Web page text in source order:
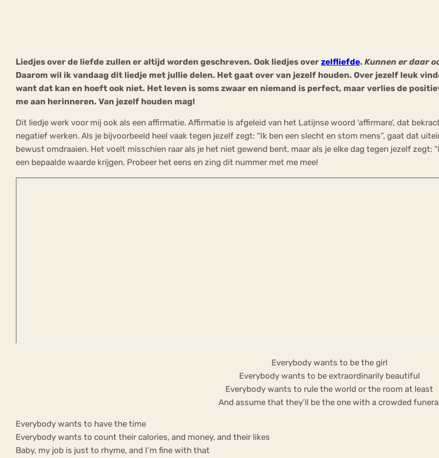
Liedjes over de liefde zullen er altijd worden geschreven. Ook liedjes over zelfliefde. Kunnen er daar
Daarom wil ik vandaag dit liedje met jullie delen. Het gaat over van jezelf houden. Over jezelf leuk
want dat kan en hoeft ook niet. Het leven is soms zwaar en niemand is perfect, maar verlies de
me aan herinneren. Van jezelf houden mag!
Dit liedje werk voor mij ook als een affirmatie. Affirmatie is afgeleid van het Latijnse woord ‘affirmare’, dat
negatief werken. Als je bijvoorbeeld heel vaak tegen jezelf zegt: “Ik ben een slecht en stom mens”, gaat dat
bewust omdraaien. Het voelt misschien raar als je het niet gewend bent, maar als je elke dag tegen jezelf zegt:
een bepaalde waarde krijgen. Probeer het eens en zing dit nummer met me mee!
Everybody wants to be the girl
Everybody wants to be extraordinarily beautiful
Everybody wants to rule the world or the room at least
And assume that they’ll be the one with a crowded
Everybody wants to have the time
Everybody wants to count their calories, and money, and their likes
Baby, my job is just to rhyme, and I’m fine with that
Boulimia Nervosa Eetstoornis Anorexia Nervosa Eetbuien
Orthorexia
Afvallen Angst